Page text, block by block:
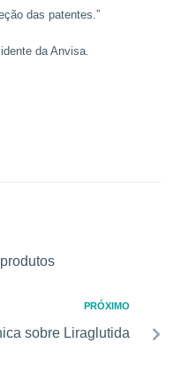
das patentes.”
da Anvisa.
PRÓXIMO
sobre Liraglutida